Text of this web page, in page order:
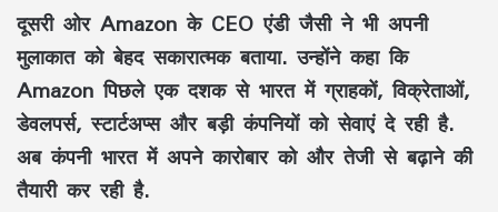
दूसरी ओर Amazon के CEO एंडी जैसी ने भी अपनी
मुलाकात को बेहद सकारात्मक बताया. उन्होंने कहा कि
Amazon पिछले एक दशक से भारत में ग्राहकों, विक्रेताओं,
डेवलपर्स, स्टार्टअप्स और बड़ी कंपनियों को सेवाएं दे रही है.
अब कंपनी भारत में अपने कारोबार को और तेजी से बढ़ाने की
तैयारी कर रही है.